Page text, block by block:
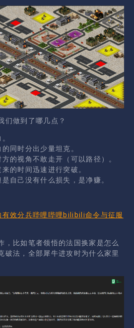
们做到了哪几点？
同时分出少量坦克。
的视角不敢走开（可以路径）。
的时间迅速进行突破。
自己没有什么损失，是净赚。
有效分兵哔哩哔哩bilibili命令与征服
，比如笔者领悟的法国换家是怎么
破法，全部犀牛进攻时为什么家里